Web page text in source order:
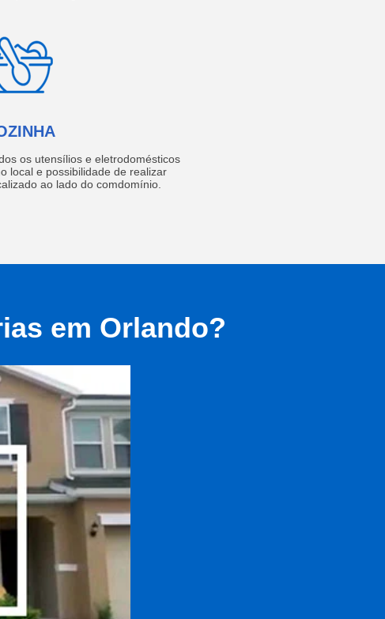
os utensílios e eletrodomésticos
local e possibilidade de realizar
ao lado do comdomínio.
em Orlando?